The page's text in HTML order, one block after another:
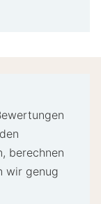
verlangt.
an.
der
berechnen
wir genug